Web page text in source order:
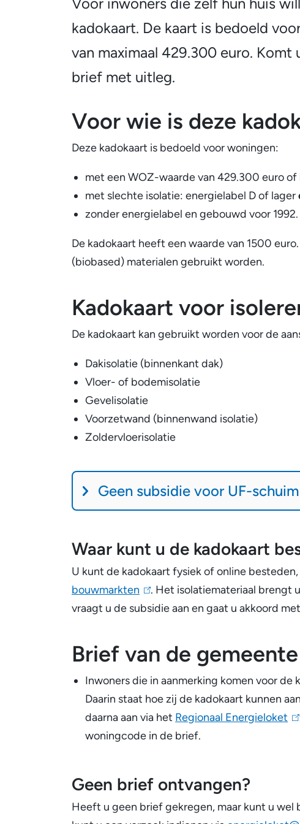
isolatie
Algemeen
kadokaart. De kaart is bedoeld
van maximaal 429.300 euro.
brief met uitleg.
Voor wie is deze
Deze kadokaart is bedoeld voor woningen:
met een WOZ-waarde van 429.300 euro
met slechte isolatie: energielabel D of lager
zonder energielabel en gebouwd voor 1992.
De kadokaart heeft een waarde van 1500
(biobased) materialen gebruikt worden.
Kadokaart voor
De kadokaart kan gebruikt worden voor de
Dakisolatie (binnenkant dak)
Vloer- of bodemisolatie
Gevelisolatie
Voorzetwand (binnenwand isolatie)
Zoldervloerisolatie
Geen
subsidie
voor
UF-
schuim
Geen subsidie voor UF-schuim
Waar kunt u de kadokaart
U kunt de kadokaart fysiek of online
bouwmarkten
l
k
i
s
e
x
r
n
. Het isolatiemateriaal brengt
vraagt u de subsidie aan en gaat u akkoord
Brief van de gemeente
Inwoners die in aanmerking komen voor
Daarin staat hoe zij de kadokaart kunnen
daarna aan via het Regionaal Energieloket
i
woningcode in de brief.
Geen brief ontvangen?
Heeft u geen brief gekregen, maar kunt u